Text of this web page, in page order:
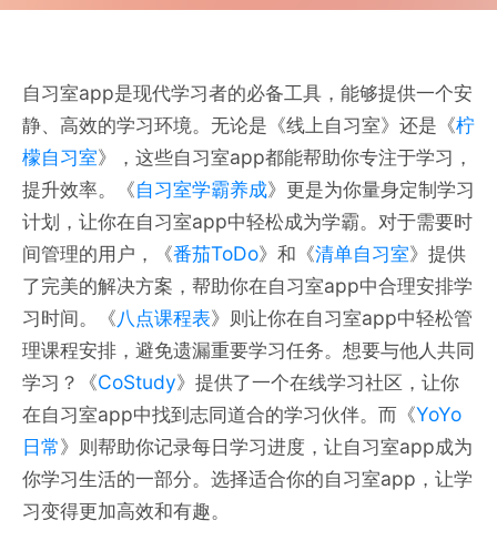
自习室app是现代学习者的必备工具，能够提供一个安
静、高效的学习环境。无论是《线上自习室》还是《柠
檬自习室》，这些自习室app都能帮助你专注于学习，
提升效率。《自习室学霸养成》更是为你量身定制学习
计划，让你在自习室app中轻松成为学霸。对于需要时
间管理的用户，《番茄ToDo》和《清单自习室》提供
了完美的解决方案，帮助你在自习室app中合理安排学
习时间。《八点课程表》则让你在自习室app中轻松管
理课程安排，避免遗漏重要学习任务。想要与他人共同
学习？《CoStudy》提供了一个在线学习社区，让你
在自习室app中找到志同道合的学习伙伴。而《YoYo
日常》则帮助你记录每日学习进度，让自习室app成为
你学习生活的一部分。选择适合你的自习室app，让学
习变得更加高效和有趣。